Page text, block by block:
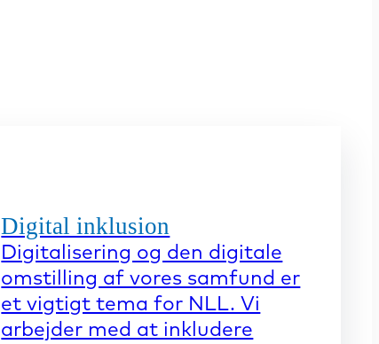
Digital inklusion
Digitalisering og den digitale
omstilling af vores samfund er
et vigtigt tema for NLL. Vi
arbejder med at inkludere